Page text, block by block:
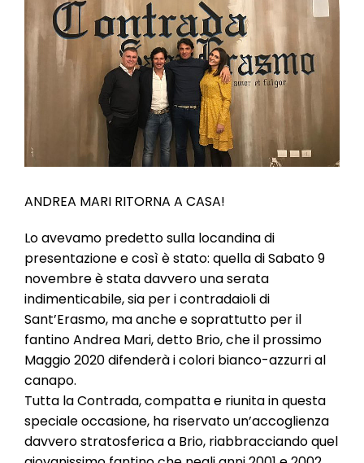
ANDREA MARI RITORNA A CASA!
Lo avevamo predetto sulla locandina di
presentazione e così è stato: quella di Sabato 9
novembre è stata davvero una serata
indimenticabile, sia per i contradaioli di
Sant’Erasmo, ma anche e soprattutto per il
fantino Andrea Mari, detto Brio, che il prossimo
Maggio 2020 difenderà i colori bianco-azzurri al
canapo.
Tutta la Contrada, compatta e riunita in questa
speciale occasione, ha riservato un’accoglienza
davvero stratosferica a Brio, riabbracciando quel